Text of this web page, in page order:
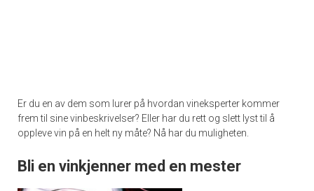
Er du en av dem som lurer på hvordan vineksperter kommer
frem til sine vinbeskrivelser? Eller har du rett og slett lyst til å
oppleve vin på en helt ny måte? Nå har du muligheten.
Bli en vinkjenner med en mester